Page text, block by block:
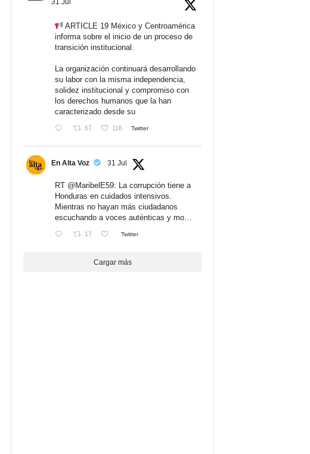
ARTICLE 19 México y Centroamérica
informa sobre el inicio de un proceso de
transición institucional.
La organización continuará desarrollando
su labor con la misma independencia,
solidez institucional y compromiso con
los derechos humanos que la han
caracterizado desde su
67 116 Twitter
En Alta Voz 31 Jul
RT @MaribelE59: La corrupción tiene a
Honduras en cuidados intensivos.
Mientras no hayan más ciudadanos
escuchando a voces auténticas y mo…
17 Twitter
Cargar más